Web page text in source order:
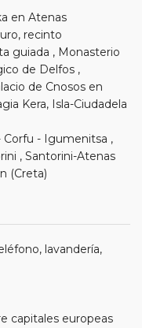
en Atenas
recinto
guiada , Monasterio
de Delfos ,
de Cnosos en
Kera, Isla-Ciudadela
Corfu - Igumenitsa ,
, Santorini-Atenas
(Creta)
lavandería,
capitales europeas